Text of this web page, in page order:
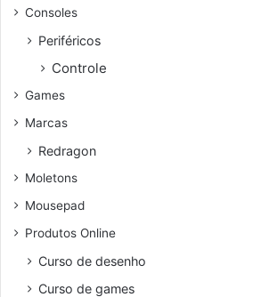
Consoles
Periféricos
Controle
Games
Marcas
Redragon
Moletons
Mousepad
Produtos Online
Curso de desenho
Curso de games